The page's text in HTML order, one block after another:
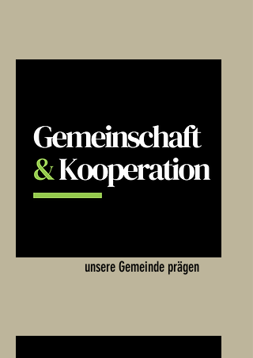
unsere Gemeinde prägen